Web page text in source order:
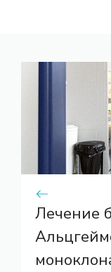
Лечение